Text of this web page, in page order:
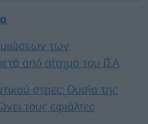
των
από αίτημα του ΙΣΑ
στρες: Ουσία της
τους εφιάλτες